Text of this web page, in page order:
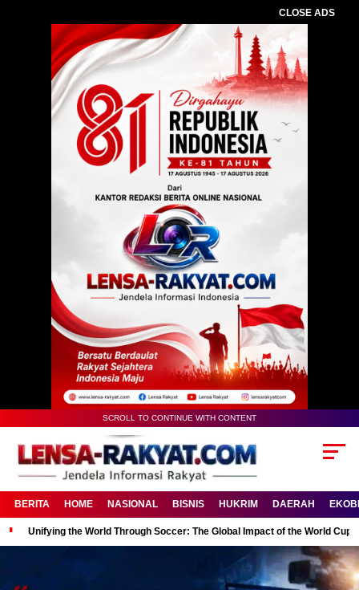
CLOSE ADS
SCROLL TO CONTINUE WITH CONTENT
BERITA HOME NASIONAL BISNIS HUKRIM DAERAH
Unifying the World Through Soccer: The Global Impact of the World Cup